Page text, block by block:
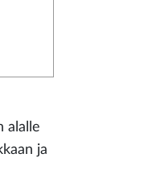
alalle
ja